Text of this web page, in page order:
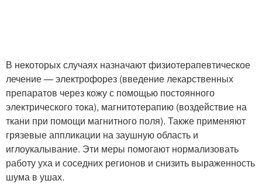
В некоторых случаях назначают физиотерапевтическое
лечение — электрофорез (введение лекарственных
препаратов через кожу с помощью постоянного
электрического тока), магнитотерапию (воздействие на
ткани при помощи магнитного поля). Также применяют
грязевые аппликации на заушную область и
иглоукалывание. Эти меры помогают нормализовать
работу уха и соседних регионов и снизить выраженность
шума в ушах.